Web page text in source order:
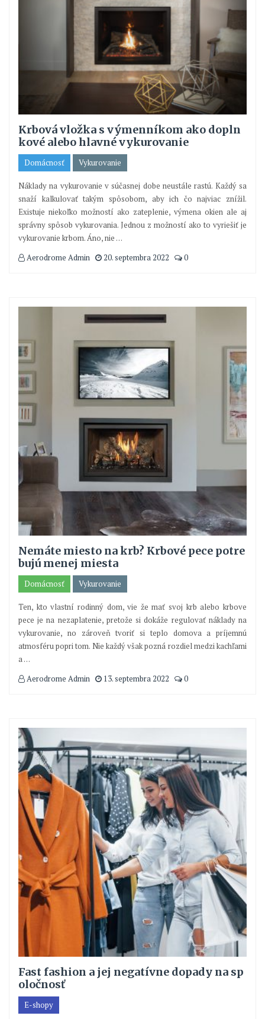
Krbová vložka s výmenníkom ako dopln
kové alebo hlavné vykurovanie
Domácnosť Vykurovanie
Náklady na vykurovanie v súčasnej dobe neustále rastú. Každý sa
snaží kalkulovať takým spôsobom, aby ich čo najviac znížil.
Existuje niekoľko možností ako zateplenie, výmena okien ale aj
správny spôsob vykurovania. Jednou z možností ako to vyriešiť je
vykurovanie krbom. Áno, nie …
Aerodrome Admin
20. septembra 2022 0
Nemáte miesto na krb? Krbové pece potre
bujú menej miesta
Domácnosť Vykurovanie
Ten, kto vlastní rodinný dom, vie že mať svoj krb alebo krbove
pece je na nezaplatenie, pretože si dokáže regulovať náklady na
vykurovanie, no zároveň tvoriť si teplo domova a príjemnú
atmosféru popri tom. Nie každý však pozná rozdiel medzi kachľami
a…
Aerodrome Admin
13. septembra 2022 0
Fast fashion a jej negatívne dopady na sp
oločnosť
E-shopy